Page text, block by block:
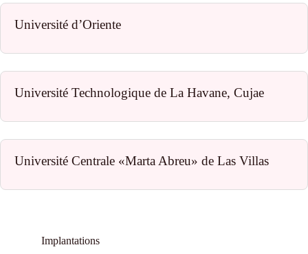
Université d’Oriente
Université Technologique de La Havane, Cujae
Université Centrale «Marta Abreu» de Las Villas
Implantations